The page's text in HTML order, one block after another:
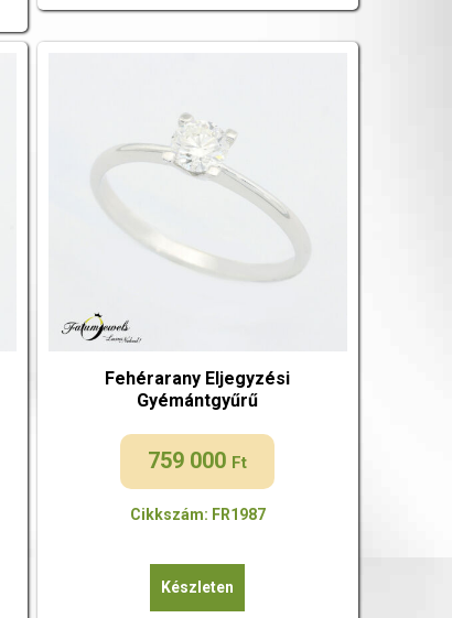
Fehérarany Eljegyzési
Gyémántgyűrű
759 000 Ft
Cikkszám: FR1987
Készleten